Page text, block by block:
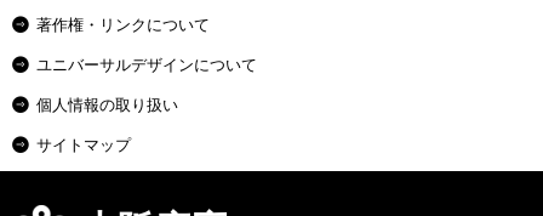
著作権・リンクについて
ユニバーサルデザインについて
個人情報の取り扱い
サイトマップ